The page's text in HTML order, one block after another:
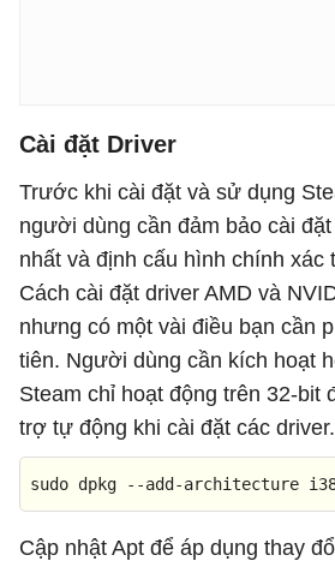
Cài đặt Driver
Trước khi cài đặt và sử dụng
người dùng cần đảm bảo cài
nhất và định cấu hình chính xác
Cách cài đặt driver AMD và
nhưng có một vài điều bạn cần
tiên. Người dùng cần kích hoạt
Steam chỉ hoạt động trên 32-bit
trợ tự động khi cài đặt các driver.
sudo dpkg --add-architecture
Cập nhật Apt để áp dụng thay